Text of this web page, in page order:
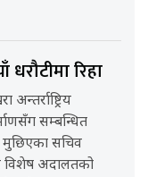
रिहा
अन्तर्राष्ट्रिय
सम्बन्धित
मुछिएका सचिव
विशेष अदालतको